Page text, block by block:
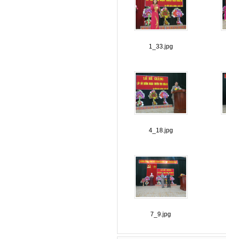
1_33.jpg
4_18.jpg
7_9.jpg